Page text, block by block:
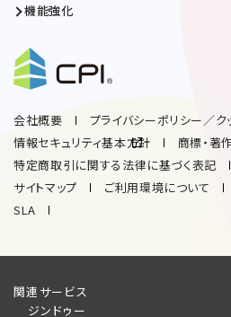
機能強化
会社概要
プライバシーポリシー／ク
情報セキュリティ基本方針
商標・著
特定商取引に関する法律に基づく表記
サイトマップ
ご利用環境について
SLA
関連サービス
ジンドゥー